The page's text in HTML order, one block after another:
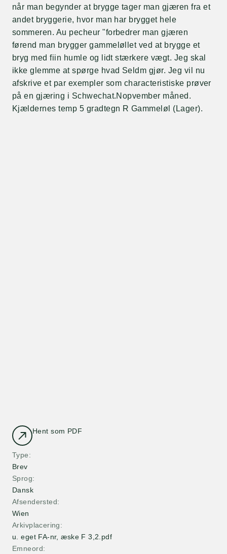
Hent som PDF
Type
Brev
Sprog
Dansk
Afsendersted
Wien
Arkivplacering
u. eget FA-nr, æske F 3,2.pdf
Emneord
når man begynder at brygge tager man gjæren fra et
andet bryggerie, hvor man har brygget hele
sommeren. Au pecheur "forbedrer man gjæren
førend man brygger gammeløllet ved at brygge et
bryg med fiin humle og lidt stærkere vægt. Jeg skal
ikke glemme at spørge hvad Seldm gjør. Jeg vil nu
afskrive et par exempler som characteristiske prøver
på en gjæring i Schwechat.Nopvember måned.
Kjældernes temp 5 gradtegn R Gammeløl (Lager).